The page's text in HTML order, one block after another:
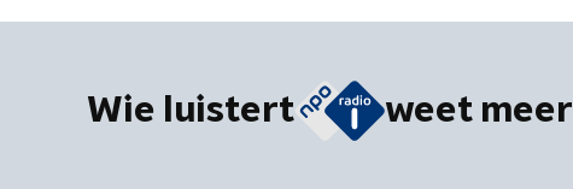
Wie luistert weet meer